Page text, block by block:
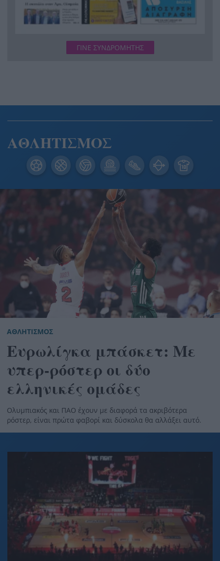
ΓΙΝΕ ΣΥΝΔΡΟΜΗΤΗΣ
ΑΘΛΗΤΙΣΜΟΣ
ΑΘΛΗΤΙΣΜΟΣ
Ευρωλίγκα μπάσκετ: Με
υπερ-ρόστερ οι δύο
ελληνικές ομάδες
Ολυμπιακός και ΠΑΟ έχουν με διαφορά τα ακριβότερα
ρόστερ, είναι πρώτα φαβορί και δύσκολα θα αλλάξει αυτό.